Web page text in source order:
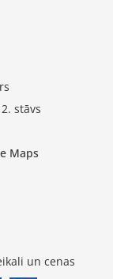
stāvs
Maps